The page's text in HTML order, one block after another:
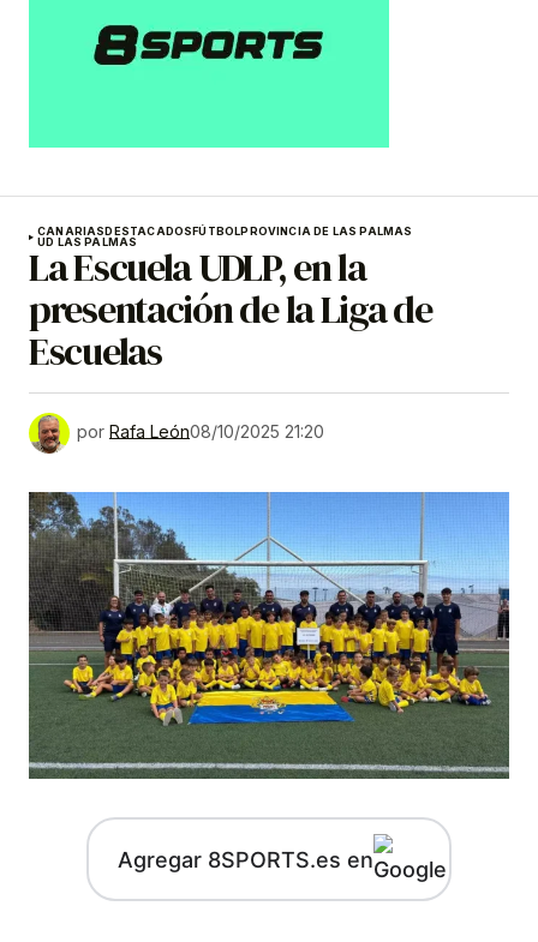
CANARIASDESTACADOSFÚTBOLPROVINCIA DE LAS PALMAS
UD LAS PALMAS
La Escuela UDLP, en la
presentación de la Liga de
Escuelas
por Rafa León08/10/2025 21:20
Agregar 8SPORTS.es en